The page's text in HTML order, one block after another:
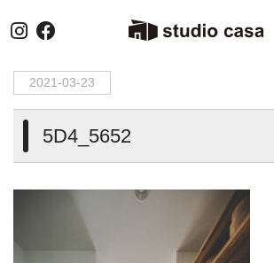
HOME 5D4_5652
2021-03-23
5D4_5652